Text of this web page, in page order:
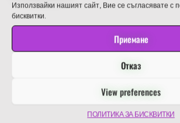
Използвайки нашият сайт, Вие се съгласявате с
бисквитки.
Приемане
Отказ
View preferences
ПОЛИТИКА ЗА БИСКВИТКИ